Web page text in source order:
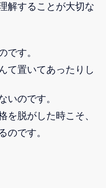
解することが大切な
です。
て置いてあったりし
いのです。
を脱がした時こそ、
のです。